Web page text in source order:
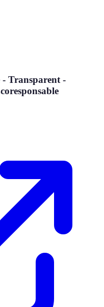
- Transparent -